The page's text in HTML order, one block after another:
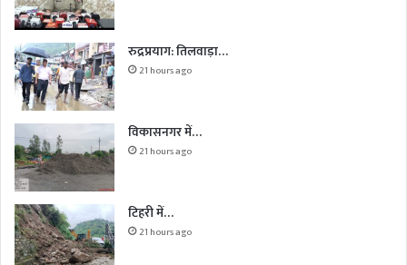
रुद्रप्रयाग: तिलवाड़ा…
21 hours ago
विकासनगर में…
21 hours ago
टिहरी में…
21 hours ago